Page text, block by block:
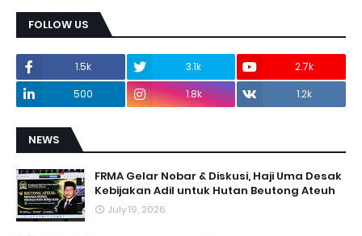
FOLLOW US
1.5k 3.1k
2.7k
500
1.8k 1.2k
NEWS
FRMA Gelar Nobar & Diskusi, Haji Uma Desak
Kebijakan Adil untuk Hutan Beutong Ateuh
July 19, 2026